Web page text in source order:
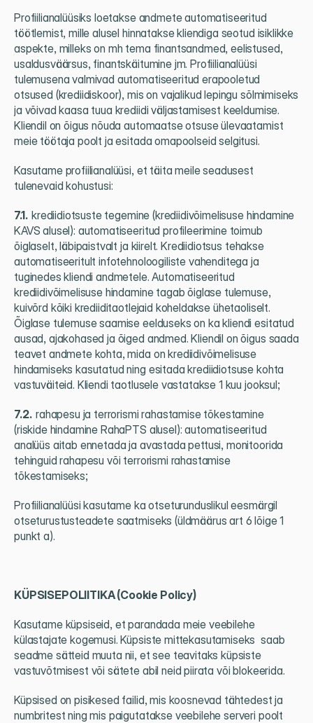
Profiilianalüüsiks loetakse andmete automatiseeritud
töötlemist, mille alusel hinnatakse kliendiga seotud isiklikke
aspekte, milleks on mh tema finantsandmed, eelistused,
usaldusväärsus, finantskäitumine jm. Profiilianalüüsi
tulemusena valmivad automatiseeritud erapooletud
otsused (krediidiskoor), mis on vajalikud lepingu sõlmimiseks
ja võivad kaasa tuua krediidi väljastamisest keeldumise.
Kliendil on õigus nõuda automaatse otsuse ülevaatamist
meie töötaja poolt ja esitada omapoolseid selgitusi.
Kasutame profiilianalüüsi, et täita meile seadusest
tulenevaid kohustusi:
7.1. krediidiotsuste tegemine (krediidivõimelisuse hindamine
KAVS alusel): automatiseeritud profileerimine toimub
õiglaselt, läbipaistvalt ja kiirelt. Krediidiotsus tehakse
automatiseeritult infotehnoloogiliste vahenditega ja
tuginedes kliendi andmetele. Automatiseeritud
krediidivõimelisuse hindamine tagab õiglase tulemuse,
kuivõrd kõiki krediiditaotlejaid koheldakse ühetaoliselt.
Õiglase tulemuse saamise eelduseks on ka kliendi esitatud
ausad, ajakohased ja õiged andmed. Kliendil on õigus saada
teavet andmete kohta, mida on krediidivõimelisuse
hindamiseks kasutatud ning esitada krediidiotsuse kohta
vastuväiteid. Kliendi taotlusele vastatakse 1 kuu jooksul;
7.2. rahapesu ja terrorismi rahastamise tõkestamine
(riskide hindamine RahaPTS alusel): automatiseeritud
analüüs aitab ennetada ja avastada pettusi, monitoorida
tehinguid rahapesu või terrorismi rahastamise
tõkestamiseks;
Profiilianalüüsi kasutame ka otseturunduslikul eesmärgil
otseturustusteadete saatmiseks (üldmäärus art 6 lõige 1
punkt a).
KÜPSISEPOLIITIKA (Cookie Policy)
Kasutame küpsiseid, et parandada meie veebilehe
külastajate kogemusi. Küpsiste mittekasutamiseks  saab
seadme sätteid muuta nii, et see teavitaks küpsiste
vastuvõtmisest või sätete abil neid piirata või blokeerida.
Küpsised on pisikesed failid, mis koosnevad tähtedest ja
numbritest ning mis paigutatakse veebilehe serveri poolt